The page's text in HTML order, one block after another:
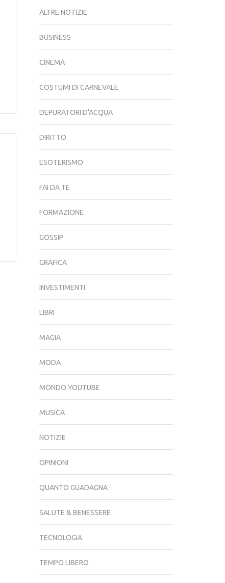
ALTRE NOTIZIE
BUSINESS
CINEMA
COSTUMI DI CARNEVALE
DEPURATORI D'ACQUA
DIRITTO
ESOTERISMO
FAI DA TE
FORMAZIONE
GOSSIP
GRAFICA
INVESTIMENTI
LIBRI
MAGIA
MODA
MONDO YOUTUBE
MUSICA
NOTIZIE
OPINIONI
QUANTO GUADAGNA
SALUTE & BENESSERE
TECNOLOGIA
TEMPO LIBERO